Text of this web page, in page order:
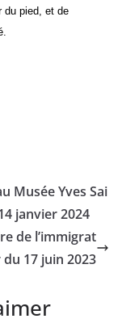
du pied, et de
Musée Yves Sai
janvier 2024
de l’immigrat
17 juin 2023